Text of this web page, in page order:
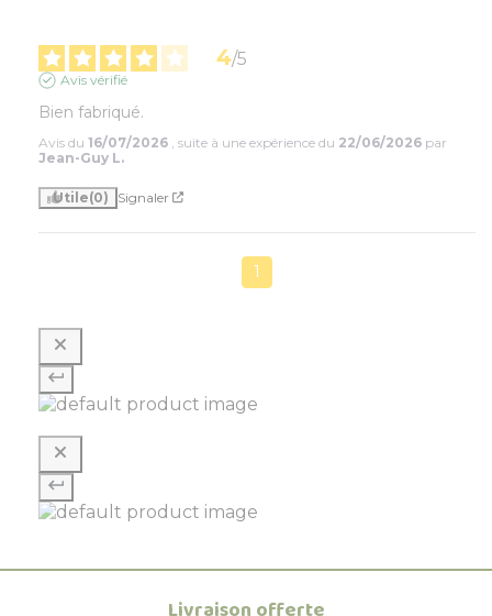
4/5
Avis vérifié
Bien fabriqué.
Avis du 16/07/2026 , suite à une expérience du 22/06/2026 par
Jean-Guy L.
Utile(0) Signaler
1